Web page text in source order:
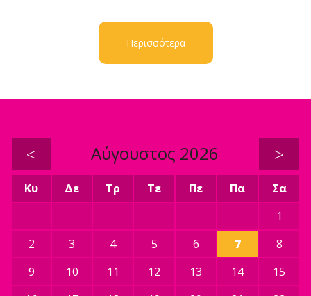
Περισσότερα
< Αύγουστος 2026 >
Κυ Δε Τρ Τε Πε Πα
Σα
1
2
3 4 5 6 7
8
9
10 11 12 13 14
15